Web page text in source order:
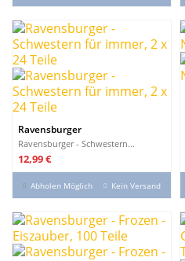
Ravensburger
Ravensburger - Schwestern...
Preis
12,99 €
Abholen Möglich Kein Versand